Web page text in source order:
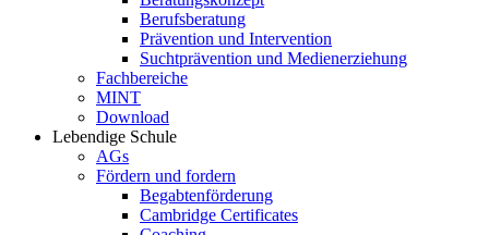
Berufsberatung
Prävention und Intervention
Suchtprävention und Medienerziehung
Fachbereiche
MINT
Download
Lebendige Schule
AGs
Fördern und fordern
Begabtenförderung
Cambridge Certificates